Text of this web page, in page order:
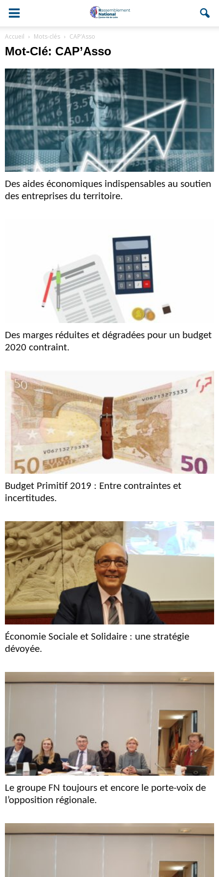
Accueil Mots-clés CAP’Asso
Mot-Clé: CAP’Asso
Des aides économiques indispensables au soutien
des entreprises du territoire.
Des marges réduites et dégradées pour un budget
2020 contraint.
Budget Primitif 2019 : Entre contraintes et
incertitudes.
Économie Sociale et Solidaire : une stratégie
dévoyée.
Le groupe FN toujours et encore le porte-voix de
l’opposition régionale.